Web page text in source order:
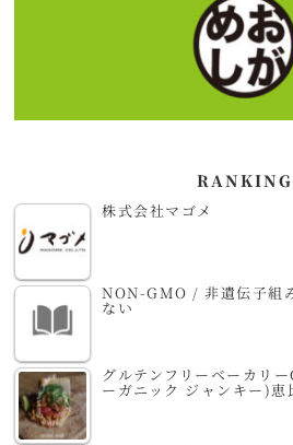
RANKING
株式会社マゴメ
NON-GMO / 非遺伝子組
ない
グルテンフリーベーカリ
ーガニック ジャンキー)恵